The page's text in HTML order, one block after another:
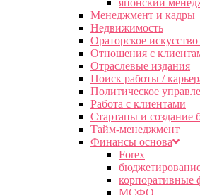
японский
Менеджмент и кадры
Недвижимость
Ораторское
Отношения с
Отраслевые издания
Поиск работы /
Политическое
Работа с клиентами
Стартапы и создание
Тайм-менеджмент
Финансы основа
Forex
корпоративные
МСФО